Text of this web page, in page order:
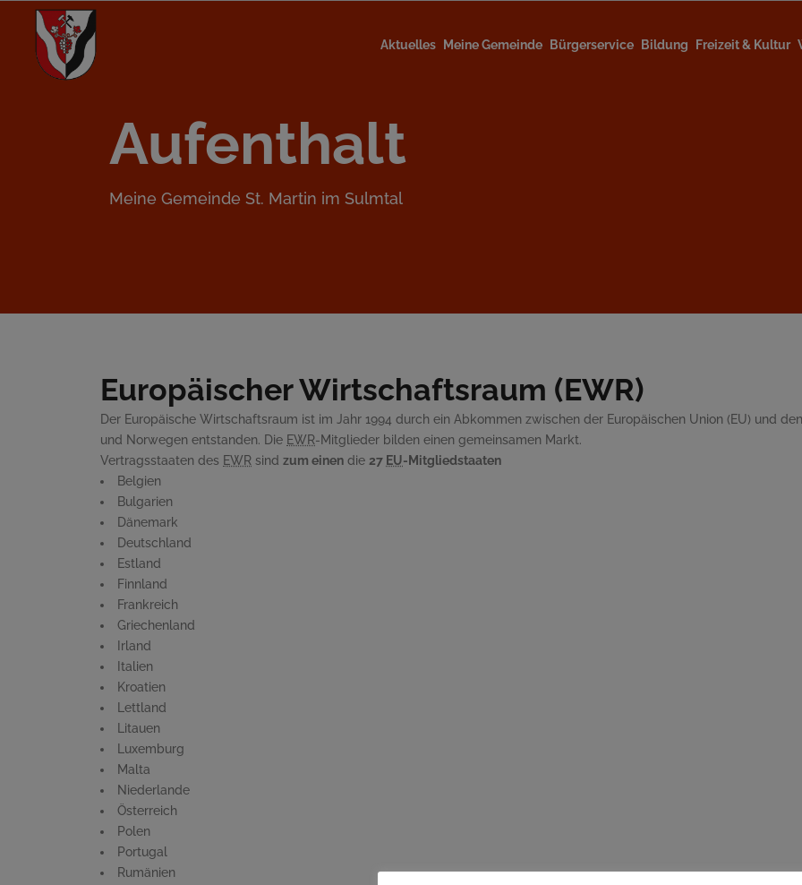
Aktuelles Meine Gemeinde Bürgerservice Bildung Freizeit & Kultur
Aufenthalt
Meine Gemeinde St. Martin im Sulmtal
Europäischer Wirtschaftsraum (EWR)
Der Europäische Wirtschaftsraum ist im Jahr 1994 durch ein Abkommen zwischen der Europäischen Union (EU) und
und Norwegen entstanden. Die EWR-Mitglieder bilden einen gemeinsamen Markt.
Vertragsstaaten des EWR sind zum einen die 27 EU-Mitgliedstaaten
Belgien
Bulgarien
Dänemark
Deutschland
Estland
Finnland
Frankreich
Griechenland
Irland
Italien
Kroatien
Lettland
Litauen
Luxemburg
Malta
Niederlande
Österreich
Polen
Portugal
Rumänien